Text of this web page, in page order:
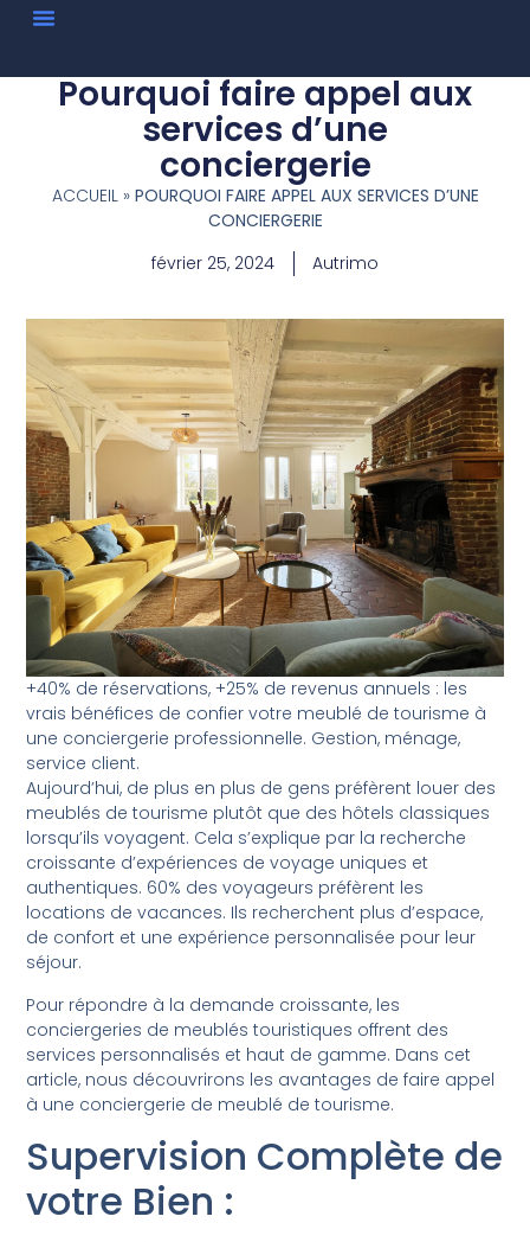
Pourquoi faire appel aux
services d’une
conciergerie
ACCUEIL» POURQUOI FAIRE APPEL AUX SERVICES D’UNE
CONCIERGERIE
février 25, 2024
Autrimo
+40% de réservations, +25% de revenus annuels : les
vrais bénéfices de confier votre meublé de tourisme à
une conciergerie professionnelle. Gestion, ménage,
service client.
Aujourd’hui, de plus en plus de gens préfèrent louer des
meublés de tourisme plutôt que des hôtels classiques
lorsqu’ils voyagent. Cela s’explique par la recherche
croissante d’expériences de voyage uniques et
authentiques. 60% des voyageurs préfèrent les
locations de vacances. Ils recherchent plus d’espace,
de confort et une expérience personnalisée pour leur
séjour.
Pour répondre à la demande croissante, les
conciergeries de meublés touristiques offrent des
services personnalisés et haut de gamme. Dans cet
article, nous découvrirons les avantages de faire appel
à une conciergerie de meublé de tourisme.
Supervision Complète de
votre Bien :